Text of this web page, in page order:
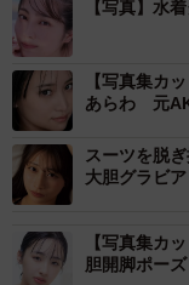
【写真】水
【写真集カ
あらわ 元
スーツを脱
大胆グラビ
【写真集カ
胆開脚ポー